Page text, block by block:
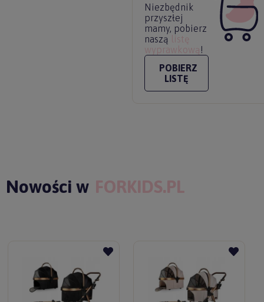
Niezbędnik
przyszłej
mamy, pobierz
naszą
listę
wyprawkową !
POBIERZ
LISTĘ
Nowości w FORKIDS.PL